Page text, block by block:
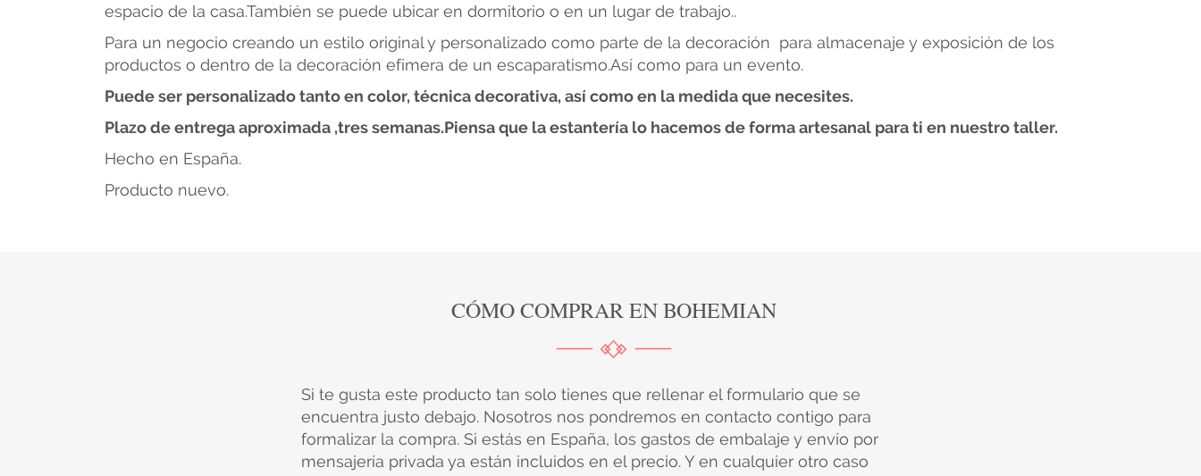
espacio de la casa.También se puede ubicar en dormitorio o en un lugar de trabajo..
Para un negocio creando un estilo original y personalizado como parte de la decoración para almacenaje y exposición de los
productos o dentro de la decoración efímera de un escaparatismo.Así como para un evento.
Puede ser personalizado tanto en color, técnica decorativa, así como en la medidaque necesites.
Plazo de entrega aproximada ,tres semanas.Piensa que la estantería lo hacemos de forma artesanal para ti en nuestro taller.
Hecho en España.
Producto nuevo.
CÓMO COMPRAR EN BOHEMIAN
Si te gusta este producto tan solo tienes que rellenar el formulario que se
encuentra justo debajo. Nosotros nos pondremos en contacto contigo para
formalizar la compra. Si estás en España, los gastos de embalaje y envío por
mensajería privada ya están incluidos en el precio. Y en cualquier otro caso